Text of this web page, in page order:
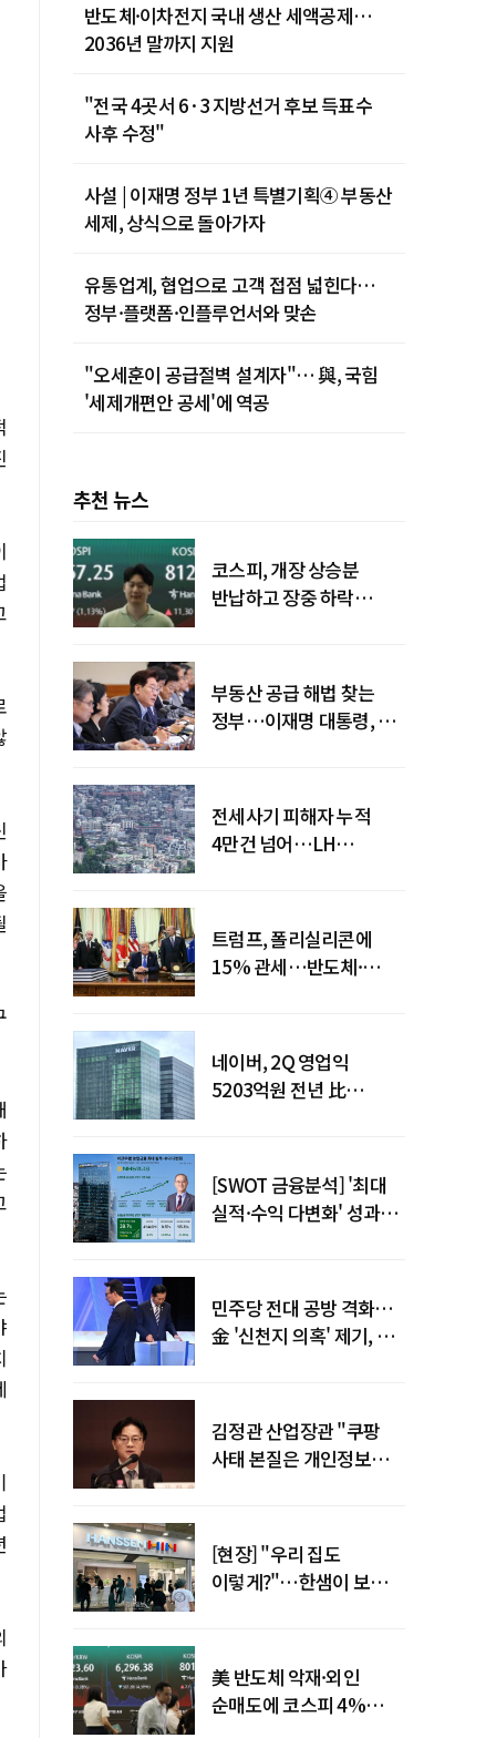
반도체·이차전지 국내 생산 세액공제…
2036년 말까지 지원
"전국 4곳서 6·3 지방선거 후보 득표수
사후 수정"
사설 | 이재명 정부 1년 특별기획④ 부동산
세제, 상식으로 돌아가자
유통업계, 협업으로 고객 접점 넓힌다…
정부·플랫폼·인플루언서와 맞손
"오세훈이 공급절벽 설계자"… 與, 국힘
'세제개편안 공세'에 역공
추천 뉴스
코스피, 개장 상승분
반납하고 장중 하락
부동산 공급 해법 찾는
정부…이재명 대통령, 2차
전세사기 피해자 누적
4만건 넘어…LH
트럼프, 폴리실리콘에
15% 관세…반도체·
네이버, 2Q 영업익
5203억원 전년 比
[SWOT 금융분석] '최대
실적·수익 다변화' 성과…
민주당 전대 공방 격화…
金 '신천지 의혹' 제기, 鄭
김정관 산업장관 "쿠팡
사태 본질은 개인정보
[현장] "우리 집도
이렇게?"…한샘이 보여준
美 반도체 악재·외인
순매도에 코스피 4%